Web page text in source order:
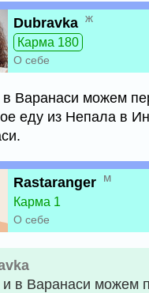
Dubravka ж
Карма 180
О себе
в Варанаси можем
еду из Непала в
Rastaranger м
Карма 1
О себе
и в Варанаси можем